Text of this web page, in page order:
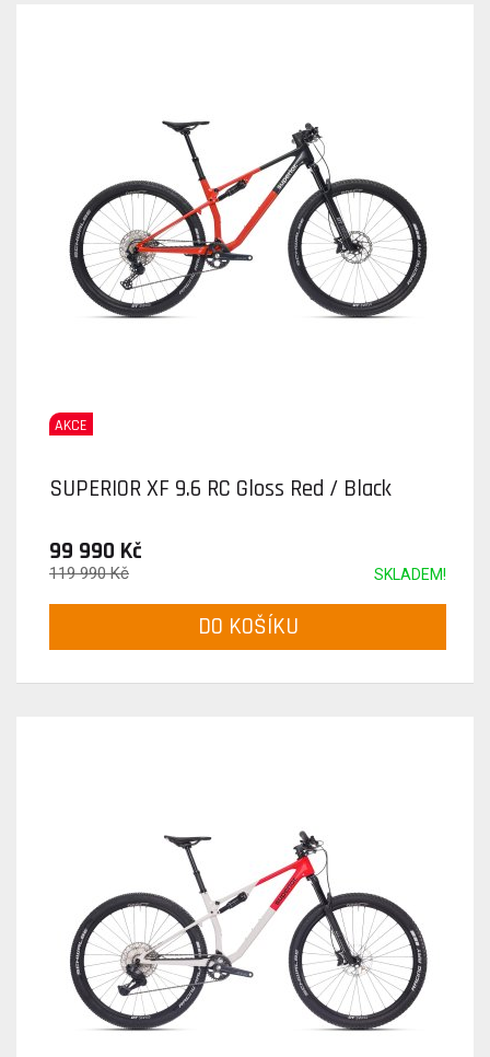
AKCE
SUPERIOR XF 9.6 RC Gloss Red / Black
99 990 Kč
SKLADEM!
119 990 Kč
DO KOŠÍKU